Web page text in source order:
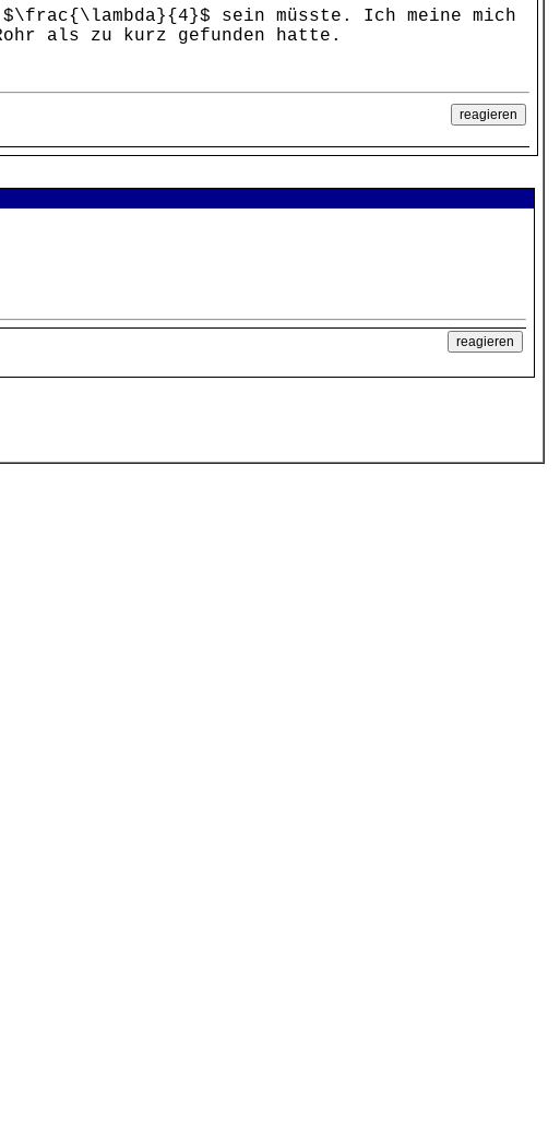
sein müsste. Ich meine mich
als zu kurz gefunden hatte.